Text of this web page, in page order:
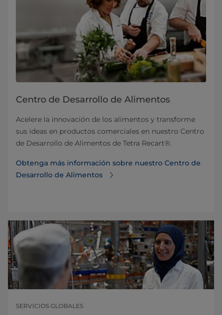
Centro de Desarrollo de Alimentos
Acelere la innovación de los alimentos y transforme
sus ideas en productos comerciales en nuestro Centro
de Desarrollo de Alimentos de Tetra Recart®.
Obtenga más información sobre nuestro Centro de
Desarrollo de Alimentos
SERVICIOS GLOBALES